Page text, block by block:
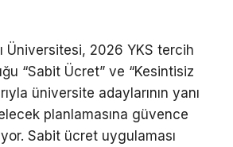
Üniversitesi, 2026 YKS tercih
“Sabit Ücret” ve “Kesintisiz
üniversite adaylarının yanı
planlamasına güvence
Sabit ücret uygulaması